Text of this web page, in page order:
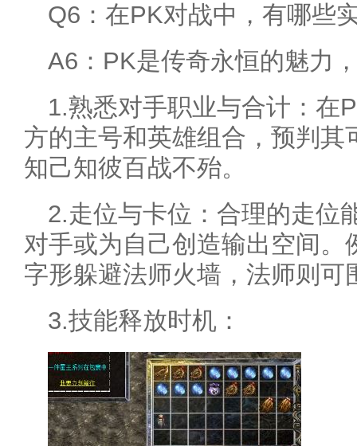
Q6：在PK对战中，有哪些
A6：PK是传奇永恒的魅力
1.熟悉对手职业与合计：在
方的主号和英雄组合，预判其
知己知彼百战不殆。
2.走位与卡位：合理的走位
对手或为自己创造输出空间
字形躲避法师火墙，法师则可
3.技能释放时机：